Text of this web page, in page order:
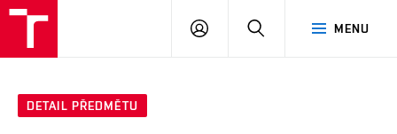
MENU
PŘIHLÁSIT
DETAIL PŘEDMĚTU